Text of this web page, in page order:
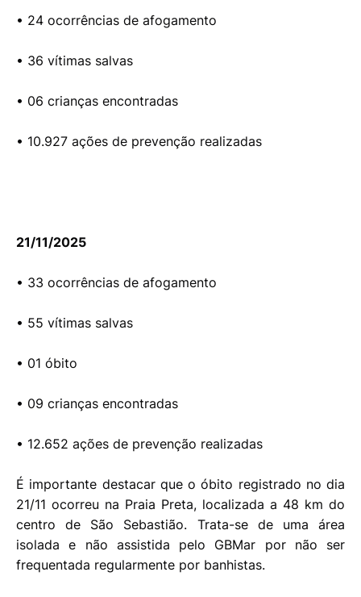
• 24 ocorrências de afogamento
• 36 vítimas salvas
• 06 crianças encontradas
• 10.927 ações de prevenção realizadas
21/11/2025
• 33 ocorrências de afogamento
• 55 vítimas salvas
• 01 óbito
• 09 crianças encontradas
• 12.652 ações de prevenção realizadas
É importante destacar que o óbito registrado no dia
21/11 ocorreu na Praia Preta, localizada a 48 km do
centro de São Sebastião. Trata-se de uma área
isolada e não assistida pelo GBMar por não ser
frequentada regularmente por banhistas.